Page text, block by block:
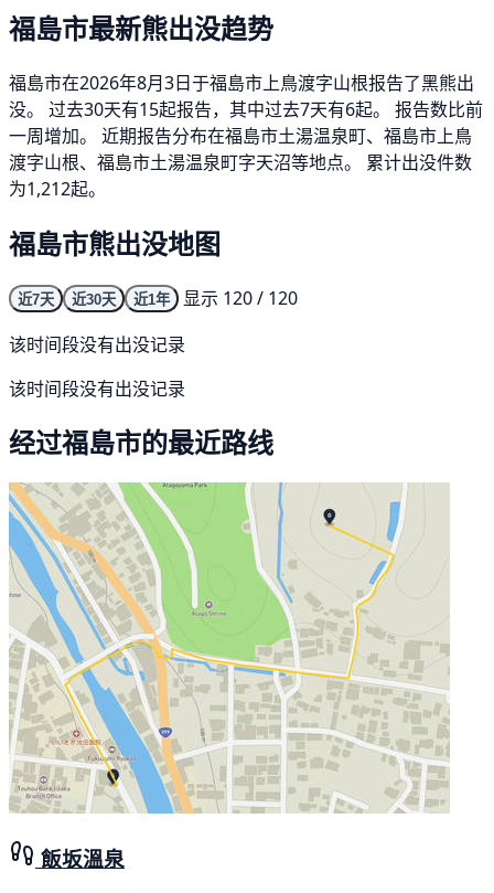
福島市最新熊出没趋势
福島市在2026年8月3日于福島市上鳥渡字山根报告了黑熊出
没。 过去30天有15起报告，其中过去7天有6起。 报告数比前
一周增加。 近期报告分布在福島市土湯温泉町、福島市上鳥
渡字山根、福島市土湯温泉町字天沼等地点。 累计出没件数
为1,212起。
福島市熊出没地图
近7天 近30天 近1年
显示 120 / 120
该时间段没有出没记录
该时间段没有出没记录
经过福島市的最近路线
飯坂溫泉